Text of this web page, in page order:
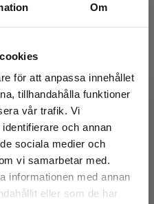
Om
för att anpassa innehållet
tillhandahålla funktioner
vår trafik. Vi
och annan
sociala medier och
vi samarbetar med.
informationen med annan
eller som de har
Å